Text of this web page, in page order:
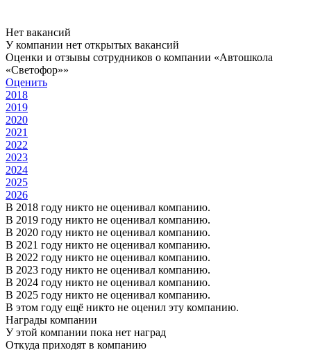
Нет вакансий
У компании нет открытых вакансий
Оценки и отзывы сотрудников о компании «Автошкола
«Светофор»»
Оценить
2018
2019
2020
2021
2022
2023
2024
2025
2026
В 2018 году никто не оценивал компанию.
В 2019 году никто не оценивал компанию.
В 2020 году никто не оценивал компанию.
В 2021 году никто не оценивал компанию.
В 2022 году никто не оценивал компанию.
В 2023 году никто не оценивал компанию.
В 2024 году никто не оценивал компанию.
В 2025 году никто не оценивал компанию.
В этом году ещё никто не оценил эту компанию.
Награды компании
У этой компании пока нет наград
Откуда приходят в компанию